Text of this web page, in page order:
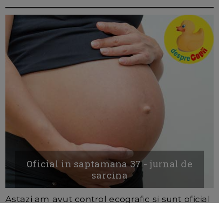
Oficial in saptamana 37 - jurnal de
sarcina
Astazi am avut control ecografic si sunt oficial